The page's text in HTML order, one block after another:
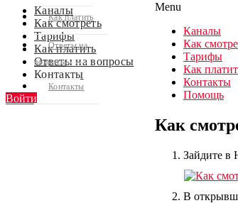
Каналы
Как смотреть
Тарифы
Как платить
Ответы на вопросы
Контакты
Войти
Как платить
Ответы на
вопросы
Контакты
Menu
Каналы
Как
Тарифы
Как
Контакты
Помощь
Как
Зайдите в
В